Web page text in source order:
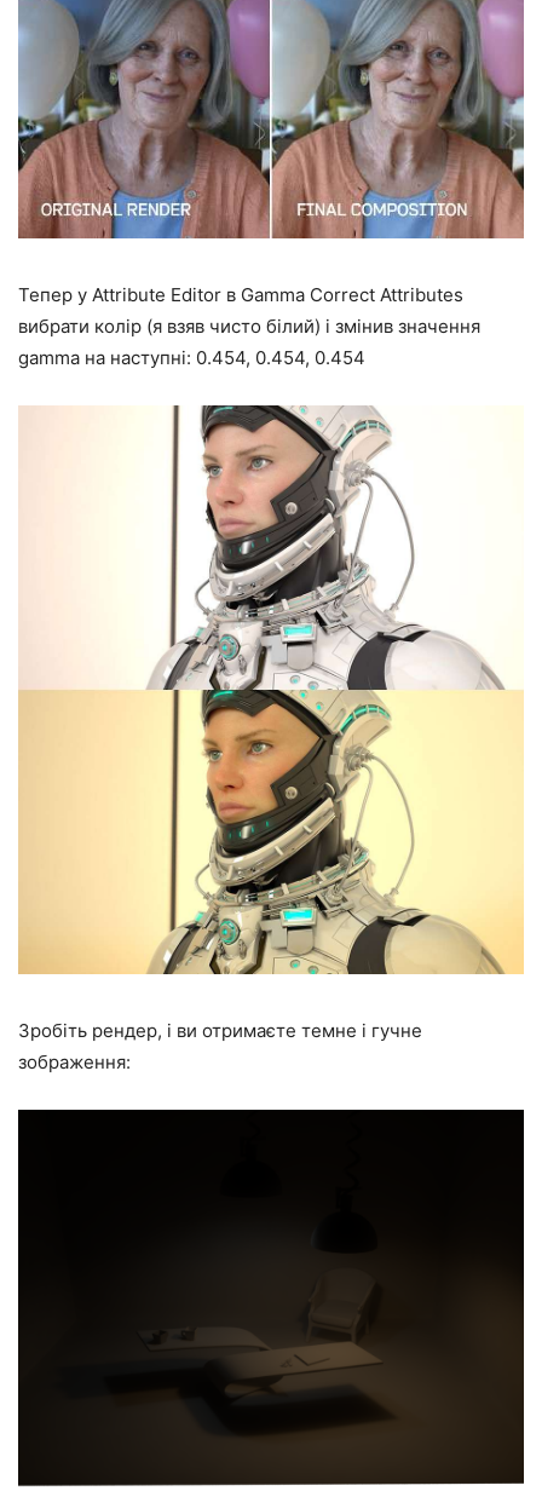
Тепер у Attribute Editor в Gamma Correct Attributes
вибрати колір (я взяв чисто білий) і змінив значення
gamma на наступні: 0.454, 0.454, 0.454
Зробіть рендер, і ви отримаєте темне і гучне
зображення: